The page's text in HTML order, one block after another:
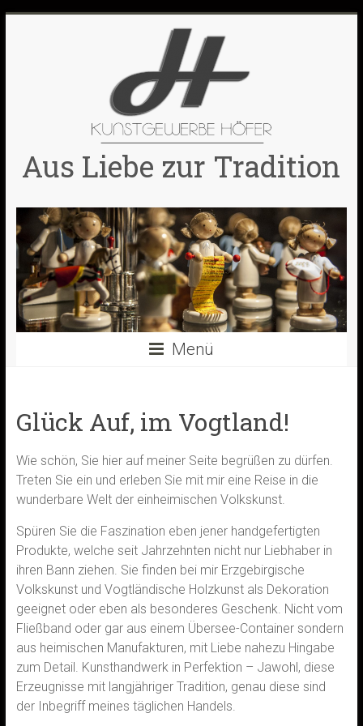
Aus Liebe zur Tradition
Menü
Glück Auf, im Vogtland!
Wie schön, Sie hier auf meiner Seite begrüßen zu dürfen.
Treten Sie ein und erleben Sie mit mir eine Reise in die
wunderbare Welt der einheimischen Volkskunst.
Spüren Sie die Faszination eben jener handgefertigten
Produkte, welche seit Jahrzehnten nicht nur Liebhaber in
ihren Bann ziehen. Sie finden bei mir Erzgebirgische
Volkskunst und Vogtländische Holzkunst als Dekoration
geeignet oder eben als besonderes Geschenk. Nicht vom
Fließband oder gar aus einem Übersee-Container sondern
aus heimischen Manufakturen, mit Liebe nahezu Hingabe
zum Detail. Kunsthandwerk in Perfektion – Jawohl, diese
Erzeugnisse mit langjähriger Tradition, genau diese sind
der Inbegriff meines täglichen Handels.